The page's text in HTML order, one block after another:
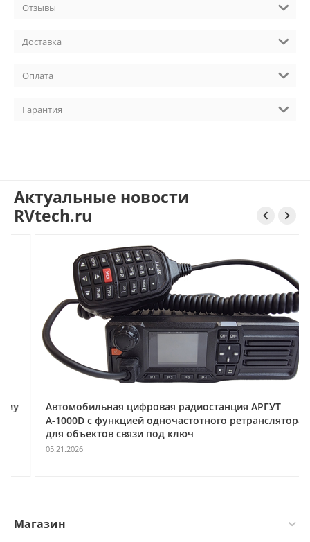
Отзывы
Доставка
Оплата
Гарантия
Актуальные новости
RVtech.ru
 
Автомобильная цифровая радиостанция АРГУТ
А‑1000D с функцией одночастотного ретранслятора
для объектов связи под ключ
05.21.2026
Магазин